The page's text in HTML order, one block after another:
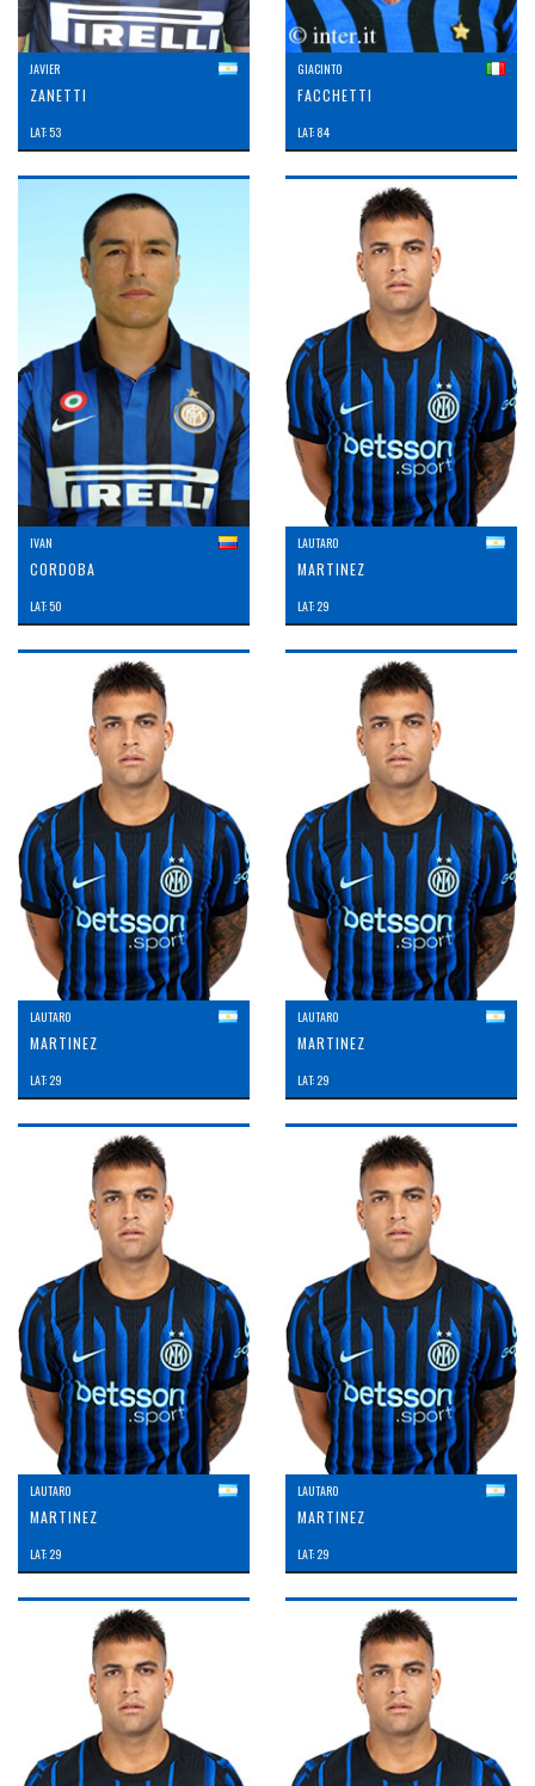
JAVIER
ZANETTI
LAT: 53
GIACINTO
FACCHETTI
LAT: 84
IVAN
CORDOBA
LAT: 50
LAUTARO
MARTINEZ
LAT: 29
LAUTARO
MARTINEZ
LAT: 29
LAUTARO
MARTINEZ
LAT: 29
LAUTARO
MARTINEZ
LAT: 29
LAUTARO
MARTINEZ
LAT: 29